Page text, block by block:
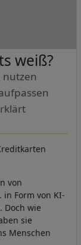
weiß?
nutzen
von
in Form von KI-
Doch wie
sie
Menschen